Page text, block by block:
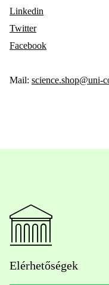
Linkedin
Twitter
Facebook
Mail: science.shop@uni-
Elérhetőségek